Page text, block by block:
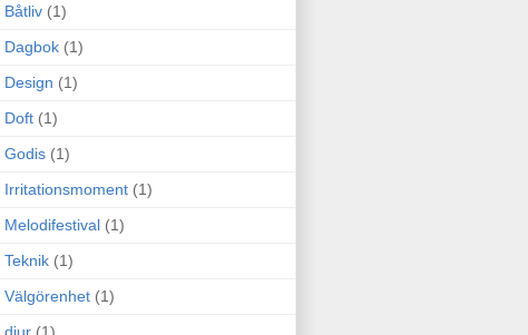
Båtliv (1)
Dagbok (1)
Design (1)
Doft (1)
Godis (1)
Irritationsmoment (1)
Melodifestival (1)
Teknik (1)
Välgörenhet (1)